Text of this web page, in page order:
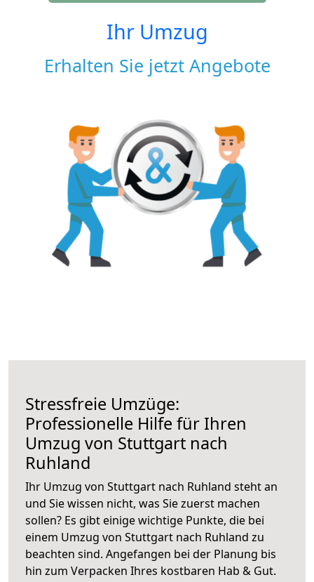
Ihr Umzug
Erhalten Sie jetzt Angebote
Stressfreie Umzüge:
Professionelle Hilfe für Ihren
Umzug von Stuttgart nach
Ruhland
Ihr Umzug von Stuttgart nach Ruhland steht an
und Sie wissen nicht, was Sie zuerst machen
sollen? Es gibt einige wichtige Punkte, die bei
einem Umzug von Stuttgart nach Ruhland zu
beachten sind. Angefangen bei der Planung bis
hin zum Verpacken Ihres kostbaren Hab & Gut.